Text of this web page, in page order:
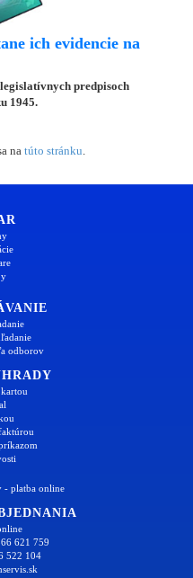
ich evidencie na
predpisoch
1945.
na túto stránku
odborov
- platba online
621 759
522 104